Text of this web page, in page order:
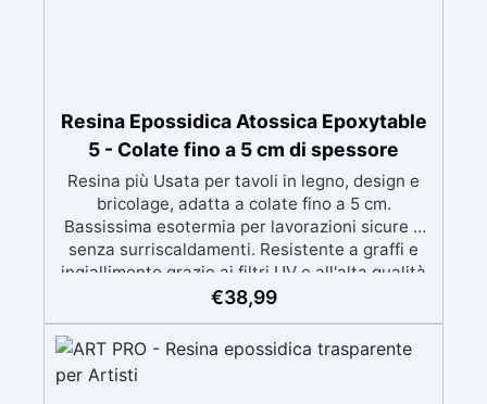
Resina Epossidica Atossica Epoxytable
5 - Colate fino a 5 cm di spessore
Resina più Usata per tavoli in legno, design e
bricolage, adatta a colate fino a 5 cm.
Bassissima esotermia per lavorazioni sicure e
senza surriscaldamenti. Resistente a graffi e
ingiallimento grazie ai filtri UV e all'alta qualità
meccanica. Bassa viscosità per eliminare bolle
BPA/VOC free e certificata per il contatto
prolungato con la pelle.
€38,99